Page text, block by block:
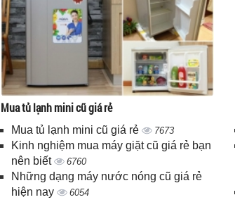
Mua tủ lạnh mini cũ giá rẻ
Mua tủ lạnh mini cũ giá rẻ 7673
Kinh nghiệm mua máy giặt cũ giá rẻ bạn
nên biết
6760
Những dạng máy nước nóng cũ giá rẻ
hiện nay
6054